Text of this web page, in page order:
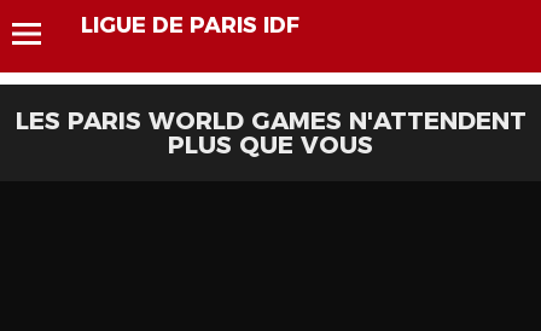
LIGUE DE PARIS IDF
LES PARIS WORLD GAMES N'ATTENDENT
PLUS QUE VOUS